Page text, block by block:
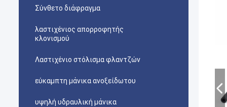
Σύνθετο διάφραγμα
λαστιχένιος απορροφητής
κλονισμού
Λαστιχένιο στόλισμα φλαντζών
εύκαμπτη μάνικα ανοξείδωτου
υψηλή υδραυλική μάνικα